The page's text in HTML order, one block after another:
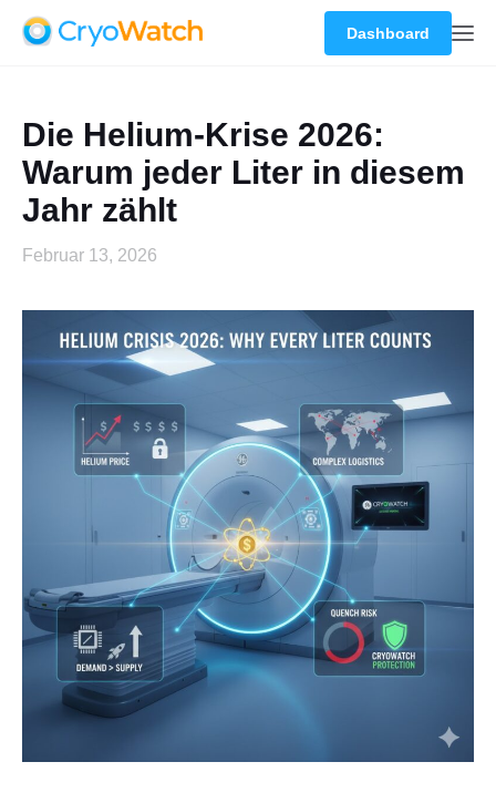
Deutsch
Dashboard
Die Helium-Krise 2026:
Warum jeder Liter in diesem
Jahr zählt
Februar 13, 2026